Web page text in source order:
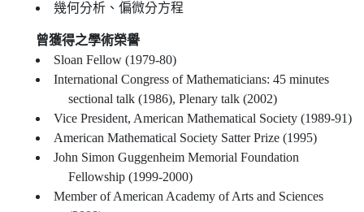
幾何分析、偏微分方程
曾獲得之學術榮譽
Sloan Fellow (1979-80)
International Congress of Mathematicians: 45 minutes
sectional talk (1986), Plenary talk (2002)
Vice President, American Mathematical Society (1989-91)
American Mathematical Society Satter Prize (1995)
John Simon Guggenheim Memorial Foundation
Fellowship (1999-2000)
Member of American Academy of Arts and Sciences